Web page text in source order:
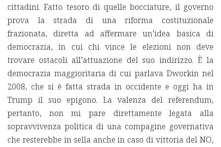
cittadini. Fatto tesoro di quelle bocciature, il governo
prova la strada di una riforma costituzionale
frazionata, diretta ad affermare un’idea basica di
democrazia, in cui chi vince le elezioni non deve
trovare ostacoli all’attuazione del suo indirizzo. È la
democrazia maggioritaria di cui parlava Dworkin nel
2008, che si è fatta strada in occidente e oggi ha in
Trump il suo epigono. La valenza del referendum,
pertanto, non mi pare direttamente legata alla
sopravvivenza politica di una compagine governativa
che resterebbe in sella anche in caso di vittoria del NO,